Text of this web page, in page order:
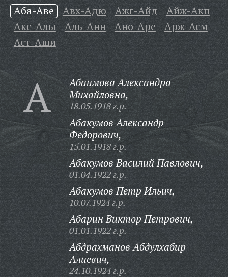
Аба-Аве Авх-Адю Ажг-Айд
Айж-Акп
Акс-Алы
Аль-Анн Ано-Аре
Арж-Асм
Аст-Аши
А
Абаимова Александра
Михайловна,
18.05.1918 г.р.
Абакумов Александр
Федорович,
15.01.1918 г.р.
Абакумов Василий Павлович,
01.04.1922 г.р.
Абакумов Петр Ильич,
10.07.1924 г.р.
Абарин Виктор Петрович,
01.01.1922 г.р.
Абдрахманов Абдулхабир
Алиевич,
24.10.1924 г.р.